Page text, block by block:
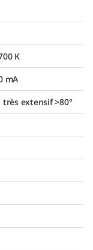
K
mA
très extensif >80°